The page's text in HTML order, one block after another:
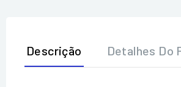
Descrição Detalhes Do